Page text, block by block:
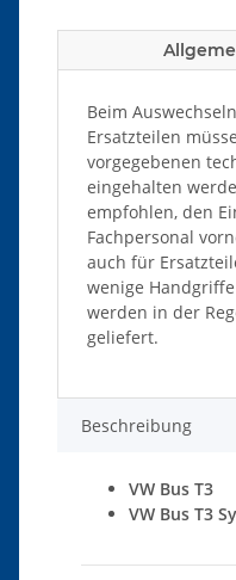
Beim
Ersatzteilen
vorgegebenen
eingehalten
empfohlen, den
Fachpersonal
auch für
wenige
werden in der
geliefert.
Beschreibung
VW Bus T3
VW Bus T3